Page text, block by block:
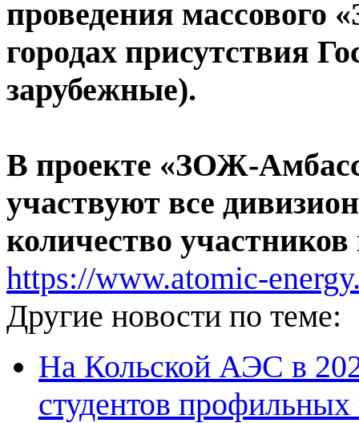
проведения массового
городах присутствия
зарубежные).
В проекте «ЗОЖ-
участвуют все
количество
https://www.atomic-
Другие новости по теме:
На Кольской АЭС в
студентов профильных